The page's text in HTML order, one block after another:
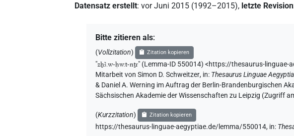
Datensatz erstellt:vor Juni 2015 (1992–2015), letzte Revision
Bitte zitieren als:
(Vollzitation) Zitation kopieren
"zẖꜣ.w-ḥw.t-nṯr" (Lemma-ID 550014) <https://thesaurus-linguae-
Mitarbeit von Simon D. Schweitzer, in: Thesaurus Linguae
& Daniel A. Werning im Auftrag der Berlin-Brandenburgischen
Sächsischen Akademie der Wissenschaften zu Leipzig (Zugriff
(Kurzzitation) Zitation kopieren
https://thesaurus-linguae-aegyptiae.de/lemma/550014, in: